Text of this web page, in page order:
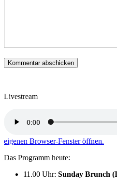
Livestream
eigenen Browser-Fenster öffnen.
Das Programm heute:
11.00 Uhr: Sunday Brunch